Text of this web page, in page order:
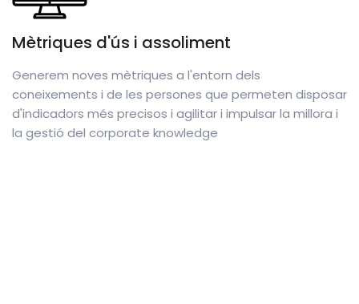
Mètriques d'ús i assoliment
Generem noves mètriques a l'entorn dels
coneixements i de les persones que permeten disposar
d'indicadors més precisos i agilitar i impulsar la millora i
la gestió del corporate knowledge